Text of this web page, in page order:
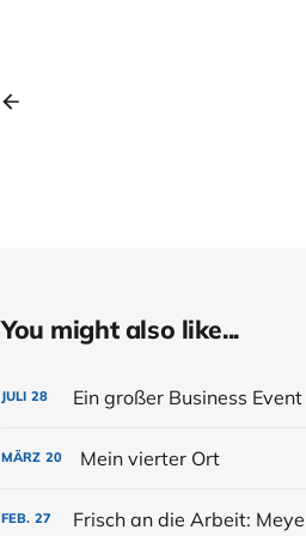
You might also like...
JULI 28 Ein großer Business
MÄRZ 20 Mein vierter Ort
FEB. 27 Frisch an die Arbeit: